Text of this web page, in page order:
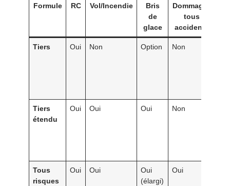
Formule RC Vol/Incendie
Bris
de
glace
Dommages
tous
accidents
Tiers Oui Non Option Non
Tiers
étendu
Oui Oui Oui Non
Tous
risques
Oui Oui
Oui
(élargi)
Oui